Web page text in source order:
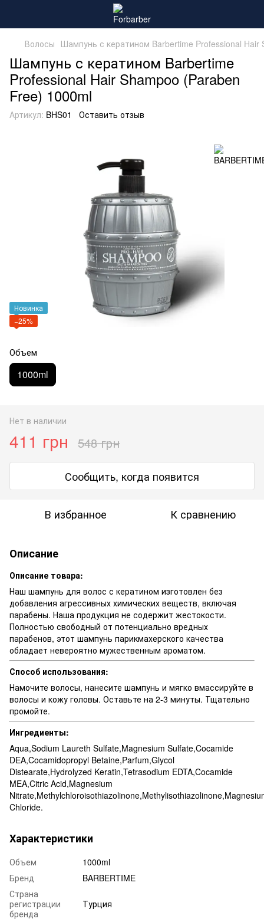
Волосы Шампунь с кератином Barbertime Professional Hair
Шампунь с кератином Barbertime
Professional Hair Shampoo (Paraben
Free) 1000ml
Артикул: BHS01 Оставить отзыв
Новинка
−25%
Объем
1000ml
Нет в наличии
411 грн 548 грн
Сообщить, когда появится
В избранное К сравнению
Описание
Описание товара:
Наш шампунь для волос с кератином изготовлен без
добавления агрессивных химических веществ, включая
парабены. Наша продукция не содержит жестокости.
Полностью свободный от потенциально вредных
парабенов, этот шампунь парикмахерского качества
обладает невероятно мужественным ароматом.
Способ использования:
Намочите волосы, нанесите шампунь и мягко вмассируйте в
волосы и кожу головы. Оставьте на 2-3 минуты. Тщательно
промойте.
Ингредиенты:
Aqua,Sodium Laureth Sulfate,Magnesium Sulfate,Cocamide
DEA,Cocamidopropyl Betaine,Parfum,Glycol
Distearate,Hydrolyzed Keratin,Tetrasodium EDTA,Cocamide
MEA,Citric Acid,Magnesium
Chloride.
Характеристики
Объем
1000ml
Бренд
BARBERTIME
Страна
регистрации
бренда
Турция